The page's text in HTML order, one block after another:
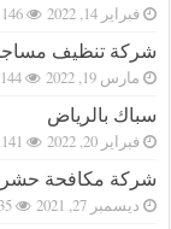
فبراير 14, 2022 146
شركة تنظيف
مارس 19, 2022 144
سباك بالرياض
فبراير 20, 2022 141
شركة مكافحة
ديسمبر 27, 2021